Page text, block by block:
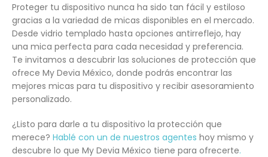
Proteger tu dispositivo nunca ha sido tan fácil y estiloso
gracias a la variedad de micas disponibles en el mercado.
Desde vidrio templado hasta opciones antirreflejo, hay
una mica perfecta para cada necesidad y preferencia.
Te invitamos a descubrir las soluciones de protección que
ofrece My Devia México, donde podrás encontrar las
mejores micas para tu dispositivo y recibir asesoramiento
personalizado.
¿Listo para darle a tu dispositivo la protección que
merece? Hablé con un de nuestros agentes hoy mismo y
descubre lo que My Devia México tiene para ofrecerte.